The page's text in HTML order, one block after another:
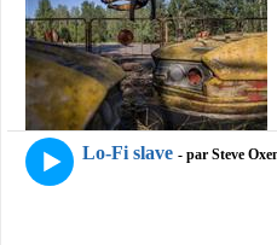
Lo-Fi slave - par Steve